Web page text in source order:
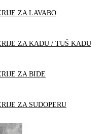
ZA LAVABO
ZA KADU / TUŠ KADU
ZA BIDE
ZA SUDOPERU